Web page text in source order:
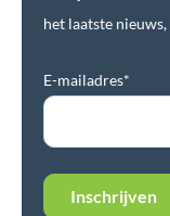
het laatste
E-mailadres*